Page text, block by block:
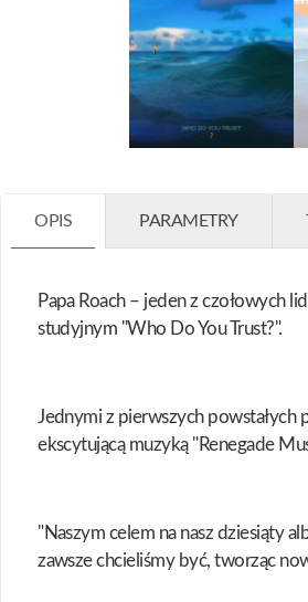
OPIS PARAMETRY
Papa Roach – jeden z czołowych
studyjnym "Who Do You Trust?".
Jednymi z pierwszych powstałych
ekscytującą muzyką "Renegade
"Naszym celem na nasz dziesiąty
zawsze chcieliśmy być, tworząc